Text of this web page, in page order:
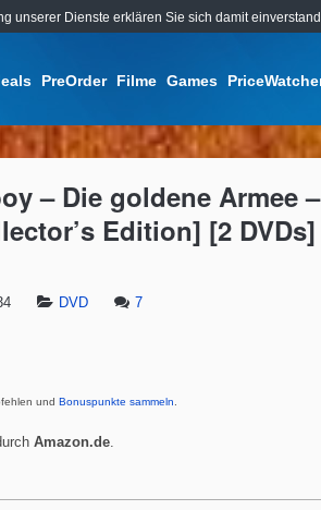
PreOrder Filme Games
– Die goldene Armee –
Edition] [2
DVD 7
und Bonuspunkte sammeln
Amazon.de.
unserer Dienste erklären Sie sich damit